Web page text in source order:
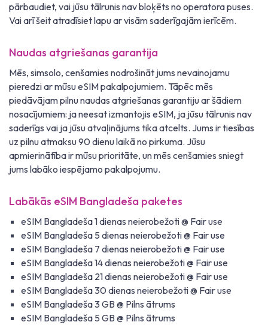
pārbaudiet, vai jūsu tālrunis nav bloķēts no operatora puses.
Vai arī šeit atradīsiet lapu ar visām saderīgajām ierīcēm.
Naudas atgriešanas garantija
Mēs, simsolo, cenšamies nodrošināt jums nevainojamu
pieredzi ar mūsu eSIM pakalpojumiem. Tāpēc mēs
piedāvājam pilnu naudas atgriešanas garantiju ar šādiem
nosacījumiem: ja neesat izmantojis eSIM, ja jūsu tālrunis nav
saderīgs vai ja jūsu atvaļinājums tika atcelts. Jums ir tiesības
uz pilnu atmaksu 90 dienu laikā no pirkuma. Jūsu
apmierinātība ir mūsu prioritāte, un mēs cenšamies sniegt
jums labāko iespējamo pakalpojumu.
Labākās eSIM Bangladeša paketes
eSIM Bangladeša 1 dienas neierobežoti @ Fair use
eSIM Bangladeša 5 dienas neierobežoti @ Fair use
eSIM Bangladeša 7 dienas neierobežoti @ Fair use
eSIM Bangladeša 14 dienas neierobežoti @ Fair use
eSIM Bangladeša 21 dienas neierobežoti @ Fair use
eSIM Bangladeša 30 dienas neierobežoti @ Fair use
eSIM Bangladeša 3 GB @ Pilns ātrums
eSIM Bangladeša 5 GB @ Pilns ātrums